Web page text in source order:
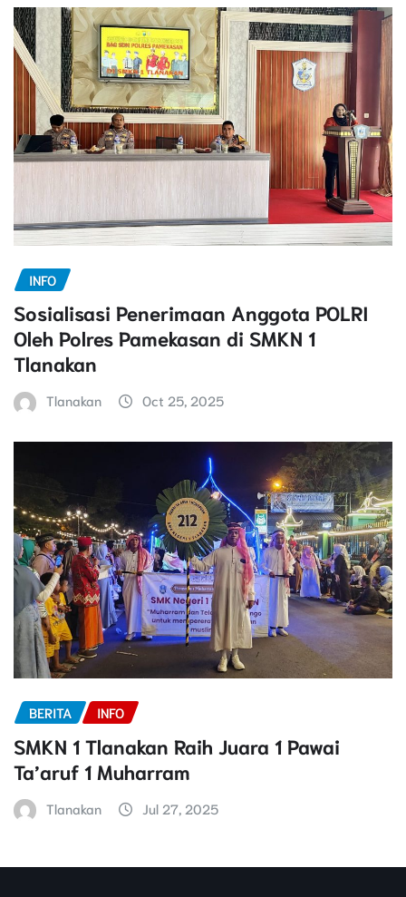
INFO
Sosialisasi Penerimaan Anggota POLRI
Oleh Polres Pamekasan di SMKN 1
Tlanakan
Tlanakan Oct 25, 2025
BERITA INFO
SMKN 1 Tlanakan Raih Juara 1 Pawai
Ta’aruf 1 Muharram
Tlanakan Jul 27, 2025